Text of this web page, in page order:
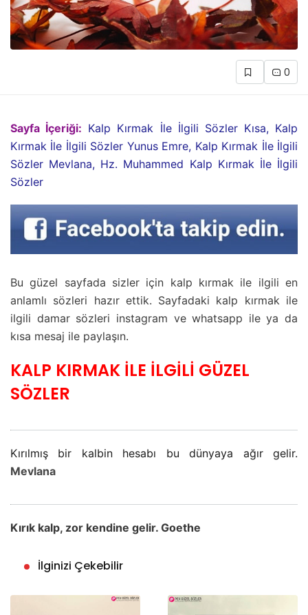
0
Sayfa İçeriği: Kalp Kırmak İle İlgili Sözler Kısa, Kalp
Kırmak İle İlgili Sözler Yunus Emre, Kalp Kırmak İle İlgili
Sözler Mevlana, Hz. Muhammed Kalp Kırmak İle İlgili
Sözler
Bu güzel sayfada sizler için kalp kırmak ile ilgili en
anlamlı sözleri hazır ettik. Sayfadaki kalp kırmak ile
ilgili damar sözleri instagram ve whatsapp ile ya da
kısa mesaj ile paylaşın.
KALP KIRMAK İLE İLGİLİ GÜZEL
SÖZLER
Kırılmış bir kalbin hesabı bu dünyaya ağır gelir.
Mevlana
Kırık kalp, zor kendine gelir. Goethe
İlginizi Çekebilir